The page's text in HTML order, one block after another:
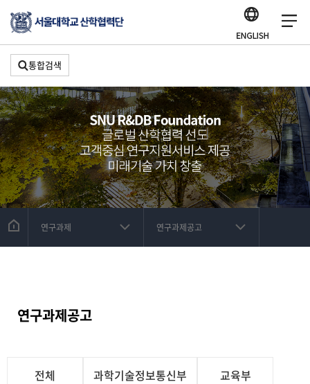
통합검색
연구과제 연구과제공고
연구과제공고
전체 과학기술정보통신부 교육부